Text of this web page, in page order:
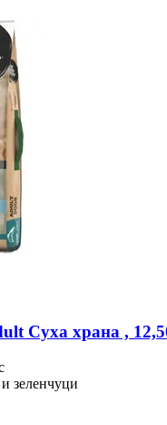
Суха храна ,
зеленчуци